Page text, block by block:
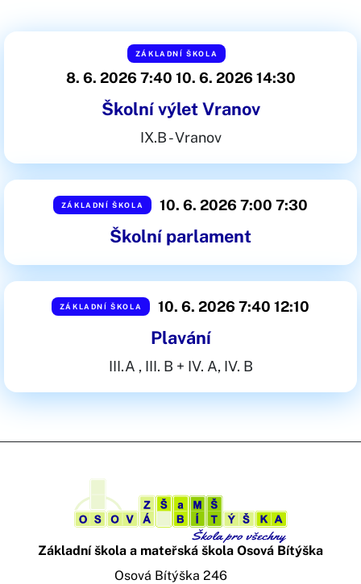
ZÁKLADNÍ ŠKOLA
8. 6. 2026 7:40 10. 6. 2026 14:30
Školní výlet Vranov
IX.B - Vranov
ZÁKLADNÍ ŠKOLA 10. 6. 2026 7:00 7:30
Školní parlament
ZÁKLADNÍ ŠKOLA 10. 6. 2026 7:40 12:10
Plavání
III.A , III. B + IV. A, IV. B
Základní škola a mateřská škola Osová Bítýška
Osová Bítýška 246